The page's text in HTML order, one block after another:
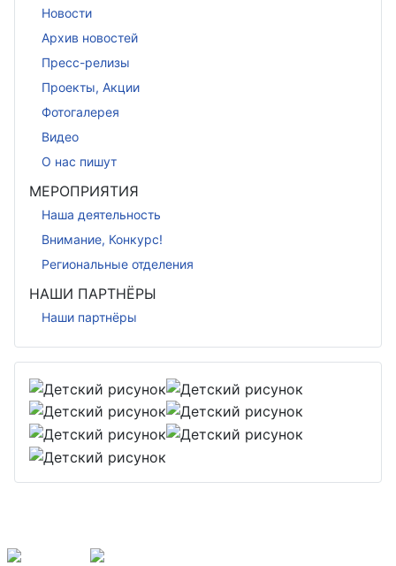
Новости
Архив новостей
Пресс-релизы
Проекты, Акции
Фотогалерея
Видео
О нас пишут
МЕРОПРИЯТИЯ
Наша деятельность
Внимание, Конкурс!
Региональные отделения
НАШИ ПАРТНЁРЫ
Наши партнёры